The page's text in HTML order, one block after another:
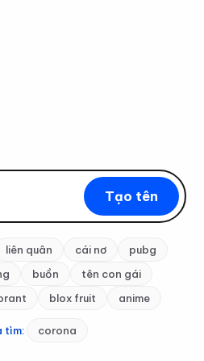
Tạo tên
liên quân cái nơ
pubg
buồn
tên con gái
blox fruit anime
tìm: corona